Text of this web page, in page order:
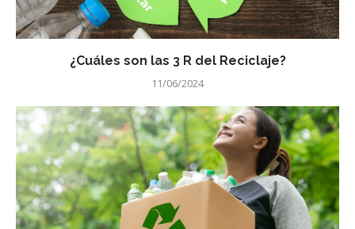
¿Cuáles son las 3 R del Reciclaje?
11/06/2024